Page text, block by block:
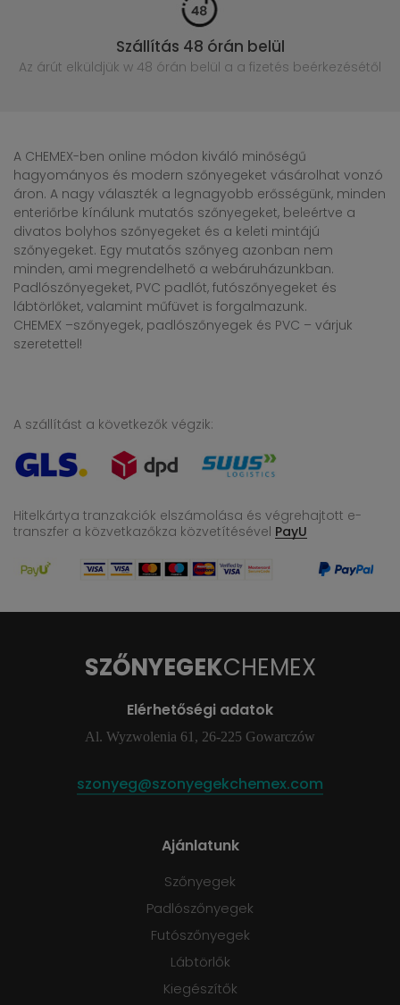
Szállítás 48 órán belül
Az árút elküldjük w 48 órán belül a a fizetés beérkezésétől
A CHEMEX-ben online módon kiváló minőségű
hagyományos és modern szőnyegeket vásárolhat vonzó
áron. A nagy választék a legnagyobb erősségünk, minden
enteriőrbe kínálunk mutatós szőnyegeket, beleértve a
divatos bolyhos szőnyegeket és a keleti mintájú
szőnyegeket. Egy mutatós szőnyeg azonban nem
minden, ami megrendelhető a webáruházunkban.
Padlószőnyegeket, PVC padlót, futószőnyegeket és
lábtörlőket, valamint műfüvet is forgalmazunk.
CHEMEX –szőnyegek, padlószőnyegek és PVC – várjuk
szeretettel!
A szállítást a következők végzik:
Hitelkártya tranzakciók elszámolása és végrehajtott e-
transzfer a közvetkazőkza közvetítésével PayU
SZŐNYEGEKCHEMEX
Elérhetőségi adatok
Al. Wyzwolenia 61, 26-225 Gowarczów
szonyeg@szonyegekchemex.com
Ajánlatunk
Szőnyegek
Padlószőnyegek
Futószőnyegek
Lábtörlők
Kiegészítők